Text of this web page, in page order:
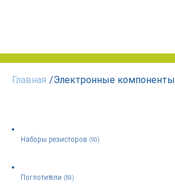
Главная /Электронные компоненты
Наборы резисторов (90)
Поглотители (89)